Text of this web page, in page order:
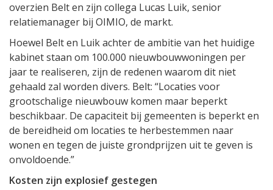
overzien Belt en zijn collega Lucas Luik, senior
relatiemanager bij OIMIO, de markt.
Hoewel Belt en Luik achter de ambitie van het huidige
kabinet staan om 100.000 nieuwbouwwoningen per
jaar te realiseren, zijn de redenen waarom dit niet
gehaald zal worden divers. Belt: “Locaties voor
grootschalige nieuwbouw komen maar beperkt
beschikbaar. De capaciteit bij gemeenten is beperkt en
de bereidheid om locaties te herbestemmen naar
wonen en tegen de juiste grondprijzen uit te geven is
onvoldoende.”
Kosten zijn explosief gestegen